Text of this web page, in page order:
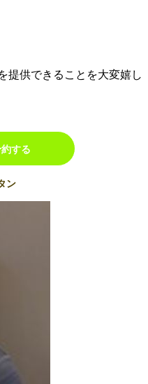
提供できることを大変嬉し
する
ン